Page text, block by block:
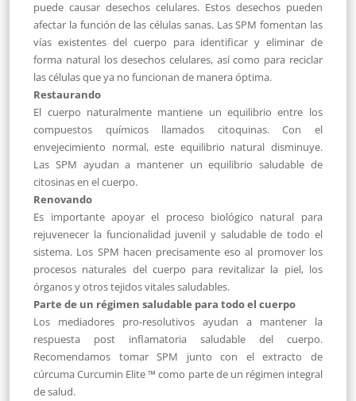
puede causar desechos celulares. Estos desechos pueden
afectar la función de las células sanas. Las SPM fomentan las
vías existentes del cuerpo para identificar y eliminar de
forma natural los desechos celulares, así como para reciclar
las células que ya no funcionan de manera óptima.
Restaurando
El cuerpo naturalmente mantiene un equilibrio entre los
compuestos químicos llamados citoquinas. Con el
envejecimiento normal, este equilibrio natural disminuye.
Las SPM ayudan a mantener un equilibrio saludable de
citosinas en el cuerpo.
Renovando
Es importante apoyar el proceso biológico natural para
rejuvenecer la funcionalidad juvenil y saludable de todo el
sistema. Los SPM hacen precisamente eso al promover los
procesos naturales del cuerpo para revitalizar la piel, los
órganos y otros tejidos vitales saludables.
Parte de un régimen saludable para todo el cuerpo
Los mediadores pro-resolutivos ayudan a mantener la
respuesta post inflamatoria saludable del cuerpo.
Recomendamos tomar SPM junto con el extracto de
cúrcuma Curcumin Elite ™ como parte de un régimen integral
de salud.